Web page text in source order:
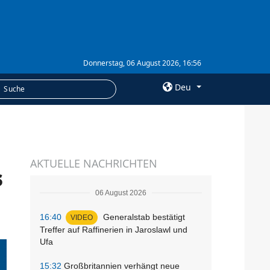
Donnerstag, 06 August 2026, 16:56
Deu
Abonnement
AKTUELLE NACHRICHTEN
06 August 2026
16:40 VIDEO
Generalstab bestätigt
Treffer auf Raffinerien in Jaroslawl und
Ufa
15:32 Großbritannien verhängt neue